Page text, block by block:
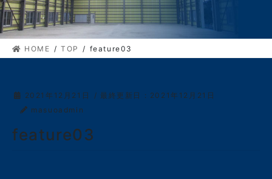
移
動
HOME TOP feature03
2021年12月21日 / 最終更新日 : 2021年12月21日
masuoadmin
feature03